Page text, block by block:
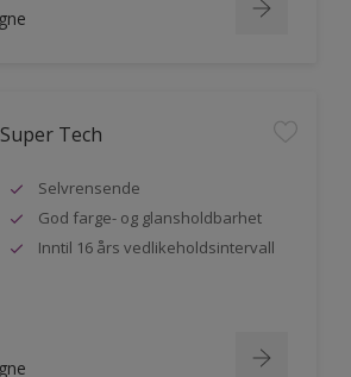
Tech
Selvrensende
God farge- og glansholdbarhet
Inntil 16 års vedlikeholdsintervall